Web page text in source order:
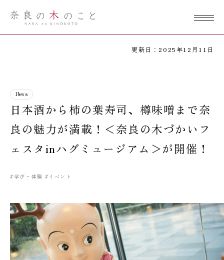
奈良の木のこ
と
更新日：2025年12月11日
News
日本酒から柿の葉寿司、樽味噌まで奈
良の魅力が満載！＜奈良の木づかいフ
ェスタinハグミュージアム＞が開催！
#学び・体験 #イベント